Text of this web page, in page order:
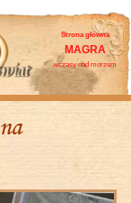
Strona główna
MAGRA
wczasy nad morzem